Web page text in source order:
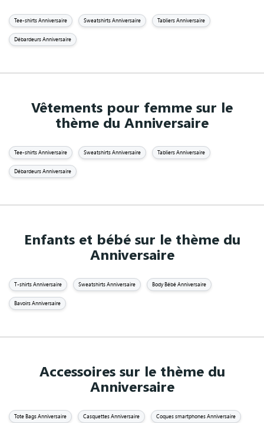
Tee-shirts Anniversaire Sweatshirts Anniversaire Tabliers Anniversaire
Débardeurs Anniversaire
Vêtements pour femme sur le
thème du Anniversaire
Tee-shirts Anniversaire Sweatshirts Anniversaire Tabliers Anniversaire
Débardeurs Anniversaire
Enfants et bébé sur le thème du
Anniversaire
T-shirts Anniversaire Sweatshirts Anniversaire Body Bébé Anniversaire
Bavoirs Anniversaire
Accessoires sur le thème du
Anniversaire
Tote Bags Anniversaire Casquettes Anniversaire Coques smartphones Anniversaire